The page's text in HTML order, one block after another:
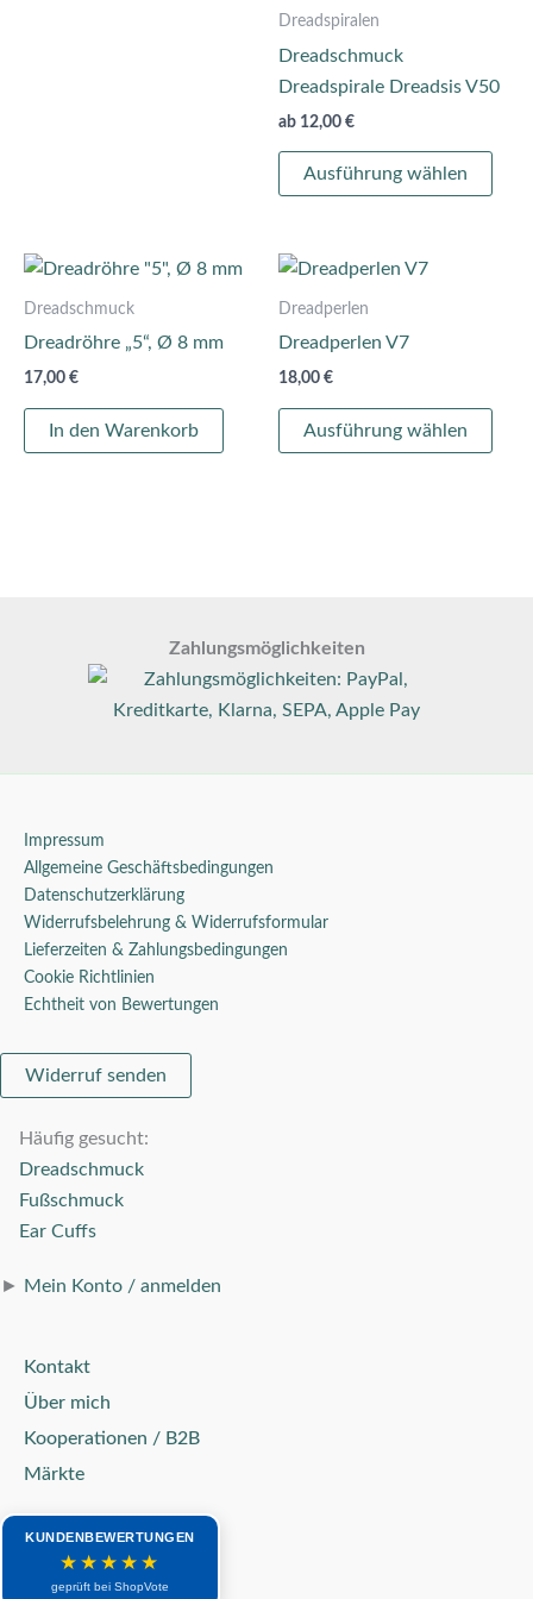
Dreadspiralen
Dreadschmuck
Dreadspirale Dreadsis V50
ab 12,00 €
Ausführung wählen
Dreadschmuck
Dreadröhre „5“, Ø 8 mm
17,00 €
In den Warenkorb
Dreadperlen
Dreadperlen V7
18,00 €
Ausführung wählen
Die
Zahlungsmöglichkeiten
Impressum
Allgemeine Geschäftsbedingungen
Datenschutzerklärung
Widerrufsbelehrung & Widerrufsformular
Lieferzeiten & Zahlungsbedingungen
Cookie Richtlinien
Echtheit von Bewertungen
Widerruf senden
Häufig gesucht:
Dreadschmuck
Fußschmuck
Ear Cuffs
► Mein Konto / anmelden
Kontakt
Über mich
Kooperationen / B2B
Märkte
KUNDENBEWERTUNGEN
★★★★★
geprüft bei ShopVote